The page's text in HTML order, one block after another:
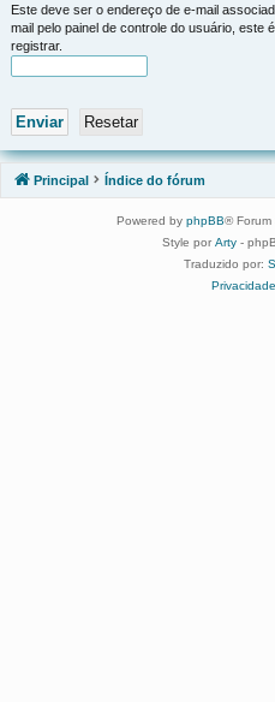
os
Este deve ser o endereço de e-mail
mail pelo painel de controle do usuário, este
registrar.
Principal Índice do fórum
Powered by phpBB® Forum
Style por Arty -
Traduzido por:
Privacidade